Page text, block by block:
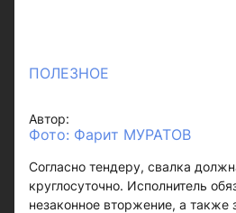
ПОЛЕЗНОЕ
Автор:
Фото: Фарит МУРАТОВ
Согласно тендеру, свалка
круглосуточно. Исполнитель
незаконное вторжение, а также